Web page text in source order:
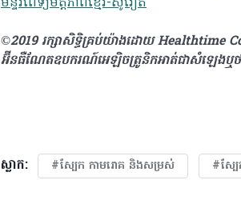
©2019 រក្សាសិទ្ធិគ្រប់យ៉ាង​ដោយ Healthtime
អ៊ីនធឺណែតឧបករណ៍អេឡិចត្រូនិកអាត់ជាសំឡេងឬថ
ស្លាក: #ស្បែក កាមរោគ​ និងសម្រស់ #ស្ប